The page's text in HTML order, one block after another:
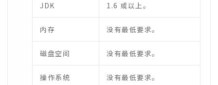
JDK 1.6 或以上。
内存 没有最低要求。
磁盘空间 没有最低要求。
操作系统 没有最低要求。